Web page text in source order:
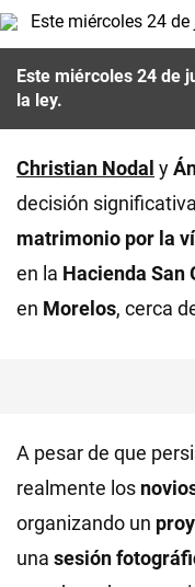
Este miércoles 24 de
la ley.
Christian Nodal y
decisión
matrimonio por la
en la Hacienda San
en Morelos, cerca
A pesar de que
realmente los
organizando un
una sesión